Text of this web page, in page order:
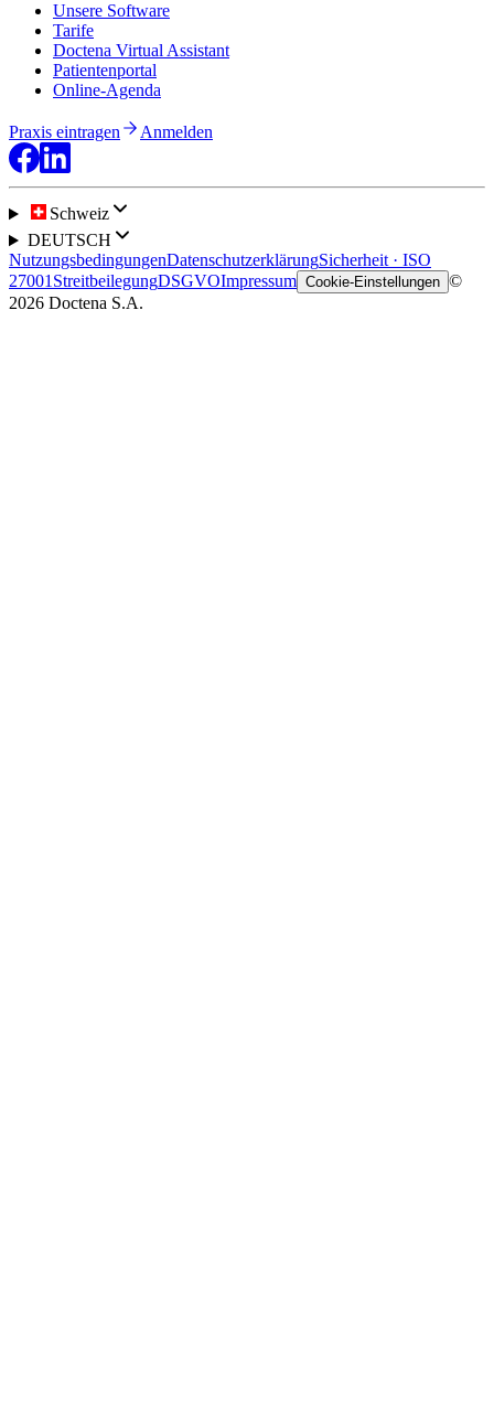
Unsere Software
Tarife
Doctena Virtual Assistant
Patientenportal
Online-Agenda
Praxis eintragen Anmelden
Schweiz
DEUTSCH
NutzungsbedingungenDatenschutzerklärungSicherheit · ISO
27001 StreitbeilegungDSGVOImpressum Cookie-Einstellungen ©
2026 Doctena S.A.